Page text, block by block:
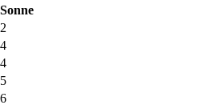
Sonne
2
4
4
5
6